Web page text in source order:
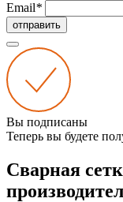
Email*
отправить
Вы подписаны
Теперь вы будете
Сварная